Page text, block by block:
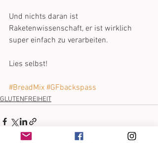
Und nichts daran ist
Raketenwissenschaft, er ist wirklich
super einfach zu verarbeiten.
Lies selbst!
#BreadMix #GFbackspass
GLUTENFREIHEIT